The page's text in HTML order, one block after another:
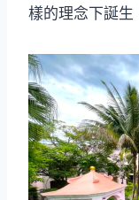
樣的理念下誕生